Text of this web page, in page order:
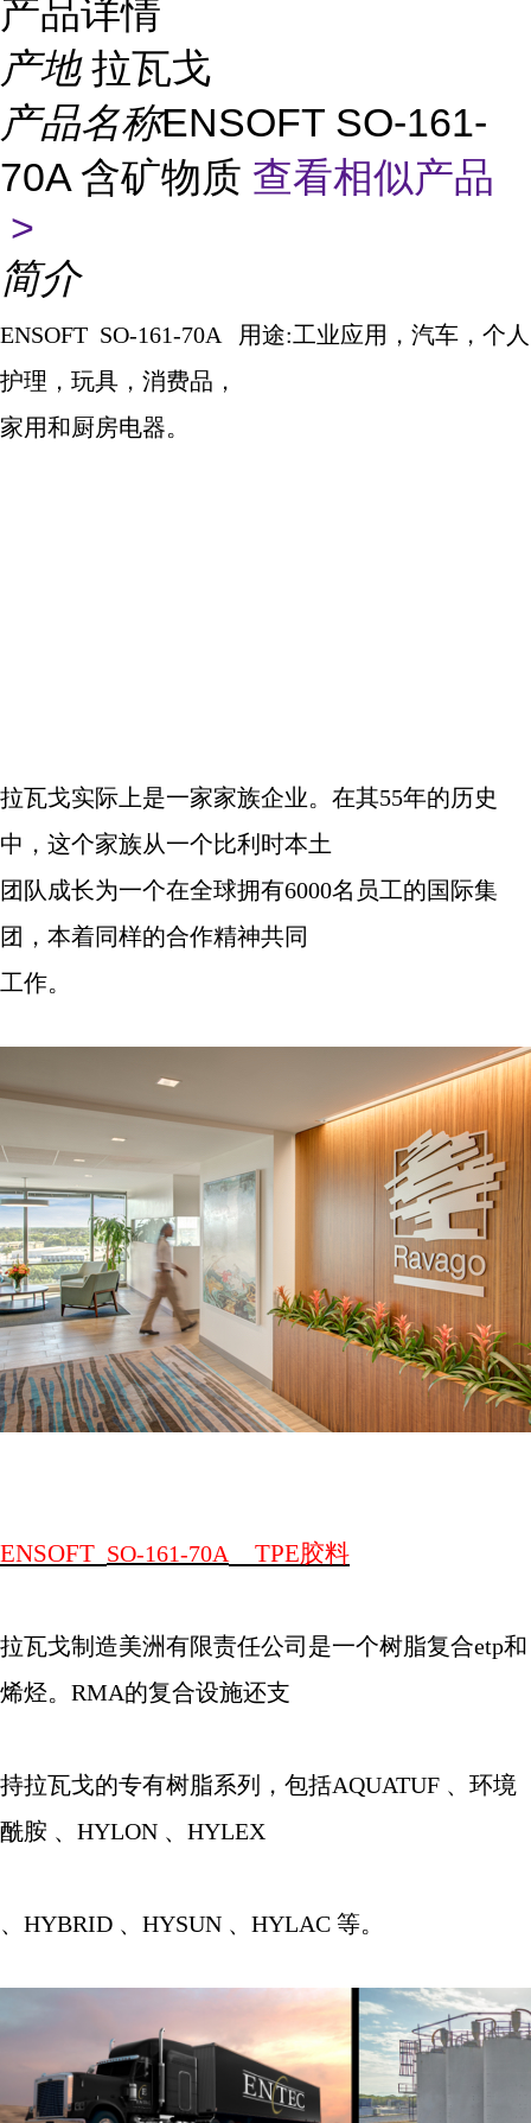
产品详情
产地 拉瓦戈
产品名称ENSOFT SO-161-
70A 含矿物质 查看相似产品
>
简介
ENSOFT SO-161-70A 用途:工业应用，汽车，个人
护理，玩具，消费品，
家用和厨房电器。
拉瓦戈实际上是一家家族企业。在其55年的历史
中，这个家族从一个比利时本土
团队成长为一个在全球拥有6000名员工的国际集
团，本着同样的合作精神共同
工作。
ENSOFT SO-161-70A TPE胶料
拉瓦戈制造美洲有限责任公司是一个树脂复合etp和
烯烃。 RMA的复合设施还支
持拉瓦戈的专有树脂系列，包括AQUATUF 、环境
酰胺 、 HYLON 、 HYLEX
、 HYBRID 、 HYSUN 、 HYLAC 等。